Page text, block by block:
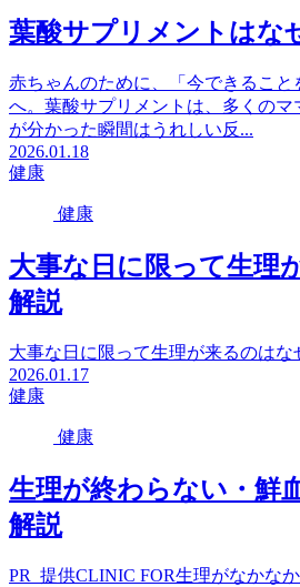
葉酸サプリメントはな
赤ちゃんのために、「今できるこ
へ。葉酸サプリメントは、多くの
が分かった瞬間はうれしい反...
2026.01.18
健康
健康
大事な日に限って生理
解説
大事な日に限って生理が来るのは
2026.01.17
健康
健康
生理が終わらない・鮮
解説
PR_提供CLINIC FOR生理がなかな